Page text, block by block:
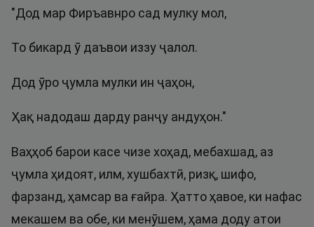
"Дод мар Фиръавнро сад мулку мол,
То бикард ӯ даъвои иззу ҷалол.
Дод ӯро ҷумла мулки ин ҷаҳон,
Ҳақ надодаш дарду ранҷу андуҳон."
Ваҳҳоб барои касе чизе хоҳад, мебахшад, аз
ҷумла ҳидоят, илм, хушбахтӣ, ризқ, шифо,
фарзанд, ҳамсар ва ғайра. Ҳатто ҳавое, ки нафас
мекашем ва обе, ки менӯшем, ҳама доду атои